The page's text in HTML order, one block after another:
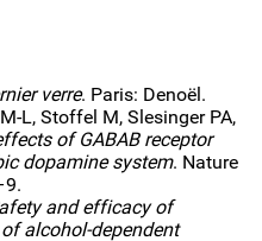
verre. Paris: Denoël.
L, Stoffel M, Slesinger PA,
of GABAB receptor
dopamine system. Nature
and efficacy of
alcohol-dependent